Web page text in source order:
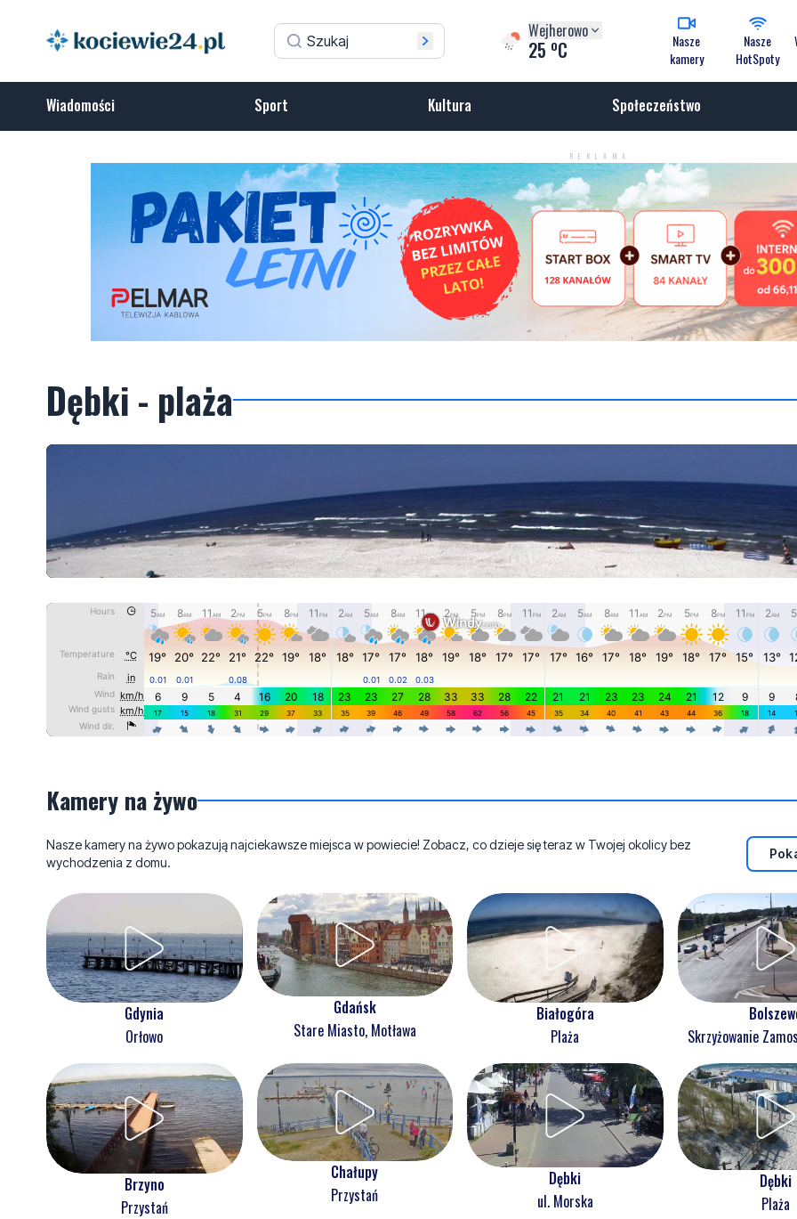
Wejherowo
25 oC
Nasze
kamery
Nasze
HotSpoty
Wiadomości Sport Kultura Społeczeństwo
REKLAMA
Dębki - plaża
Kamery na żywo
Nasze kamery na żywo pokazują najciekawsze miejsca w powiecie! Zobacz, co dzieje się teraz w Twojej okolicy bez
wychodzenia z domu.
Gdynia
Orłowo
Gdańsk
Stare Miasto, Motława
Białogóra
Plaża
Skrzyżowanie
Brzyno
Przystań
Chałupy
Przystań
Dębki
ul. Morska
Dębki
Plaża